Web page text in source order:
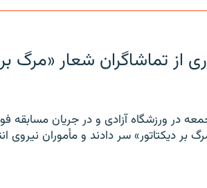
از تماشاگران شعار «مرگ بر
در ورزشگاه آزادی و در جریان مسابقه
بر دیکتاتور» سر دادند و مأموران نیروی